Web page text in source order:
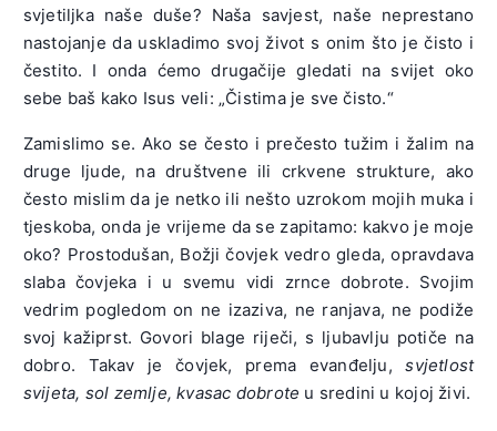
svjetiljka naše duše? Naša savjest, naše neprestano
nastojanje da uskladimo svoj život s onim što je čisto i
čestito. I onda ćemo drugačije gledati na svijet oko
sebe baš kako Isus veli: „Čistima je sve čisto.“
Zamislimo se. Ako se često i prečesto tužim i žalim na
druge ljude, na društvene ili crkvene strukture, ako
često mislim da je netko ili nešto uzrokom mojih muka i
tjeskoba, onda je vrijeme da se zapitamo: kakvo je moje
oko? Prostodušan, Božji čovjek vedro gleda, opravdava
slaba čovjeka i u svemu vidi zrnce dobrote. Svojim
vedrim pogledom on ne izaziva, ne ranjava, ne podiže
svoj kažiprst. Govori blage riječi, s ljubavlju potiče na
dobro. Takav je čovjek, prema evanđelju,svjetlost
svijeta, sol zemlje, kvasac dobrote u sredini u kojoj živi.